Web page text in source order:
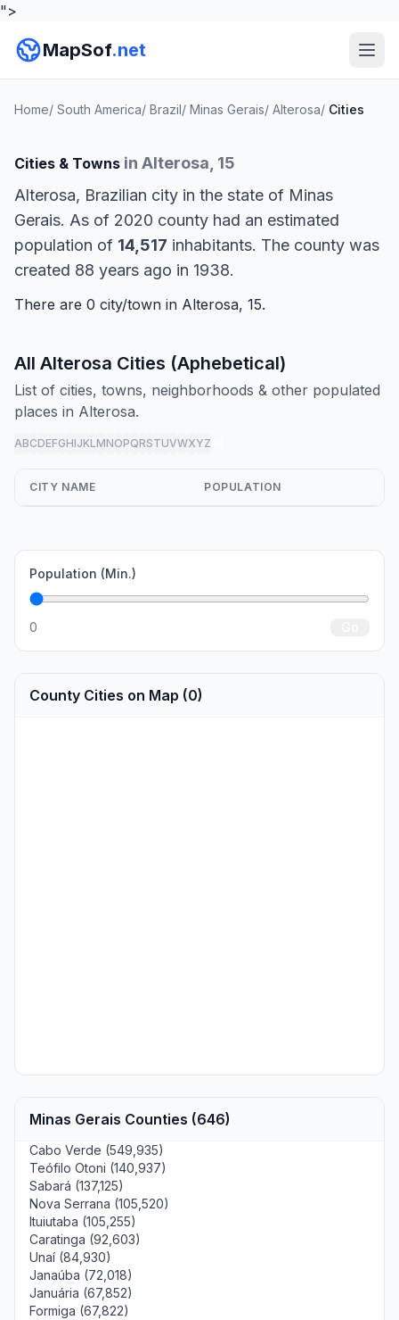
">
MapSof.net
Home/ South America/ Brazil/ Minas Gerais/ Alterosa/ Cities
Cities & Towns in Alterosa, 15
Alterosa, Brazilian city in the state of Minas
Gerais. As of 2020 county had an estimated
population of 14,517 inhabitants. The county was
created 88 years ago in 1938.
There are 0 city/town in Alterosa, 15.
All Alterosa Cities (Aphebetical)
List of cities, towns, neighborhoods & other populated
places in Alterosa.
ABCDEFGHIJKLMNOPQRSTUVWXYZ
CITY NAME POPULATION
Population (Min.)
0
County Cities on Map (0)
Minas Gerais Counties (646)
Cabo Verde (549,935)
Teófilo Otoni (140,937)
Sabará (137,125)
Nova Serrana (105,520)
Ituiutaba (105,255)
Caratinga (92,603)
Unaí (84,930)
Janaúba (72,018)
Januária (67,852)
Formiga (67,822)